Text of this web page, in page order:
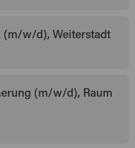
(m/w/d), Weiterstadt
(m/w/d), Raum